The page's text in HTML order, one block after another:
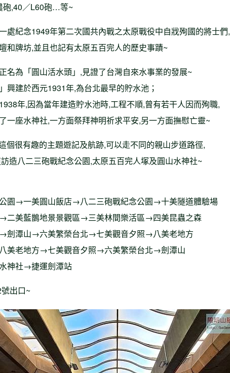
砲,40／L60砲…等~
處紀念1949年第二次國共內戰之太原戰役中自戕殉國的將士們,
和牌坊,並且也記有太原五百完人的歷史事蹟~
名為「圓山活水頭」,見證了台灣自來水事業的發展~
興建於西元1931年,為台北最早的貯水池；
年,因為當年建造貯水池時,工程不順,曾有若干人因而殉職,
一座水神社,一方面祭拜神明祈求平安,另一方面撫慰亡靈~
個很有趣的主題遊記及航跡,可以走不同的親山步道路徑,
造八二三砲戰紀念公園,太原五百完人塚及圓山水神社~
園→一美圓山飯店→八二三砲戰紀念公園→十美隧道體驗場
二美藍鵲地景景觀區→三美林間樂活區→四美昆蟲之森
劍潭山→六美繁榮台北→七美觀音夕照→八美老地方
美老地方→七美觀音夕照→六美繁榮台北→劍潭山
神社→捷運劍潭站
出口~